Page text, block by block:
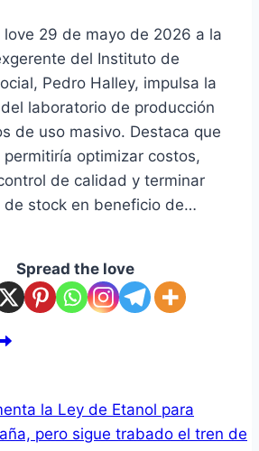
love 29 de mayo de 2026 a la
del Instituto de
Pedro Halley, impulsa la
laboratorio de producción
de uso masivo. Destaca que
permitiría optimizar costos,
de calidad y terminar
de stock en beneficio de…
Spread the love